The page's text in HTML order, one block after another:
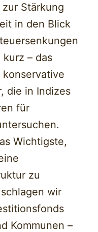
Stärkung
in den Blick
– das
die in Indizes
für
Wichtigste,
zu
wir
Kommunen –